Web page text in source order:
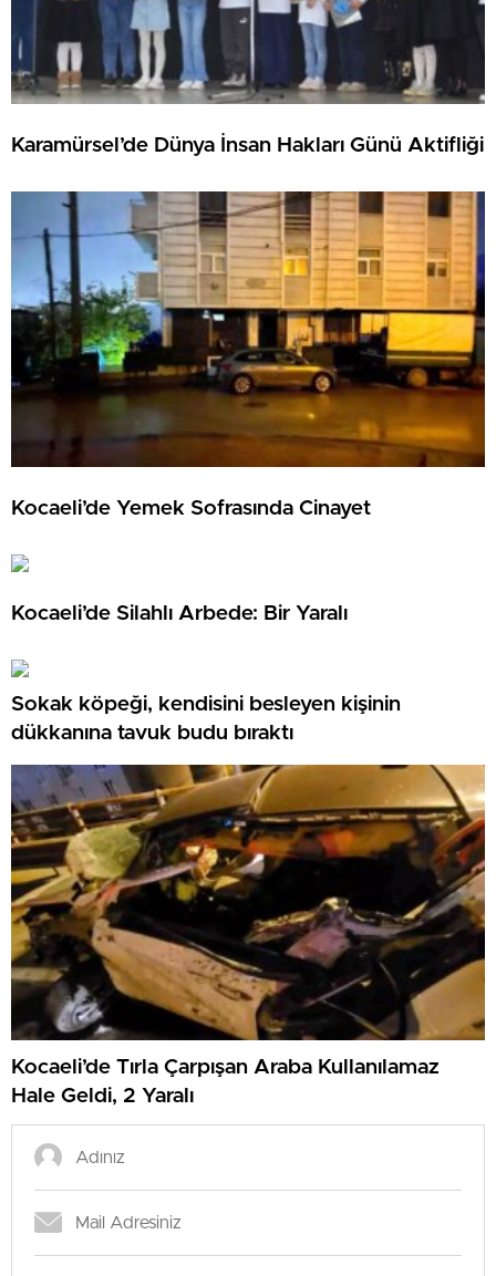
Karamürsel’de Dünya İnsan Hakları Günü Aktifliği
Kocaeli’de Yemek Sofrasında Cinayet
Kocaeli’de Silahlı Arbede: Bir Yaralı
Sokak köpeği, kendisini besleyen kişinin
dükkanına tavuk budu bıraktı
Kocaeli’de Tırla Çarpışan Araba Kullanılamaz
Hale Geldi, 2 Yaralı